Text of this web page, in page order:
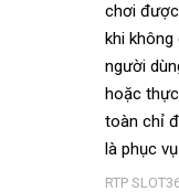
chơi
khi
người
hoặc
toàn chỉ
là phục
RTP